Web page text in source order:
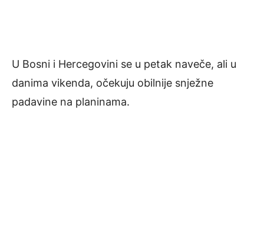
U Bosni i Hercegovini se u petak naveče, ali u
danima vikenda, očekuju obilnije snježne
padavine na planinama.